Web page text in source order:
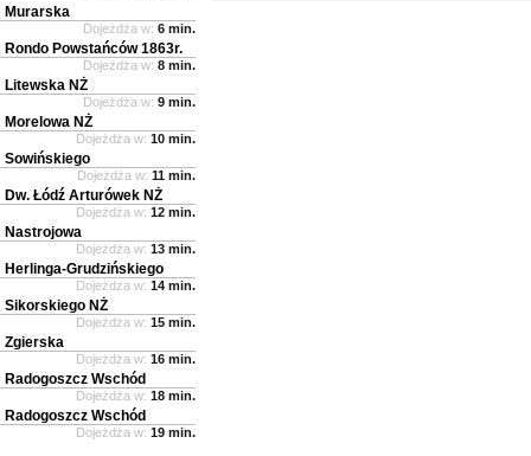
Murarska
Dojeżdża w: 6 min.
Rondo Powstańców 1863r.
Dojeżdża w: 8 min.
Litewska NŻ
Dojeżdża w: 9 min.
Morelowa NŻ
Dojeżdża w: 10 min.
Sowińskiego
Dojeżdża w: 11 min.
Dw. Łódź Arturówek NŻ
Dojeżdża w: 12 min.
Nastrojowa
Dojeżdża w: 13 min.
Herlinga-Grudzińskiego
Dojeżdża w: 14 min.
Sikorskiego NŻ
Dojeżdża w: 15 min.
Zgierska
Dojeżdża w: 16 min.
Radogoszcz Wschód
Dojeżdża w: 18 min.
Radogoszcz Wschód
Dojeżdża w: 19 min.